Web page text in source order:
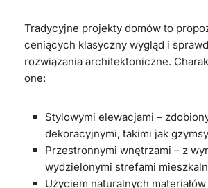
Tradycyjne projekty domów to
ceniących klasyczny wygląd i
rozwiązania architektoniczne.
one:
Stylowymi elewacjami –
dekoracyjnymi, takimi jak
Przestronnymi wnętrzami – z
wydzielonymi strefami
Użyciem naturalnych